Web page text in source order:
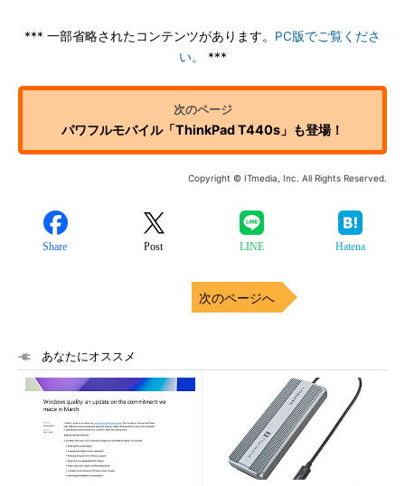
*** 一部省略されたコンテンツがあります。 PC版でご覧くださ
い。
***
パワフルモバイル「ThinkPad T440s」も登場！
Copyright © ITmedia, Inc. All Rights Reserved.
Share Post LINE Hatena
次のページへ
あなたにオススメ